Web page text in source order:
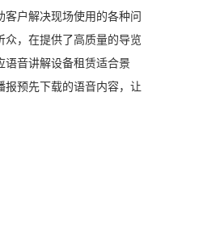
户解决现场使用的各种问
众，在提供了高质量的导览
语音讲解设备租赁适合景
报预先下载的语音内容，让